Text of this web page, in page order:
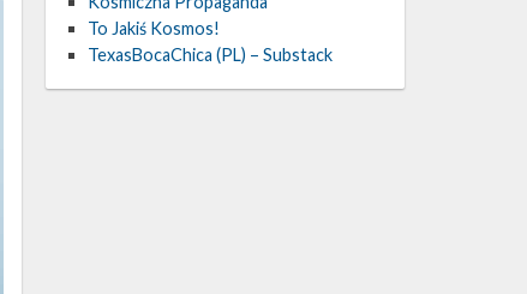
To Jakiś Kosmos!
TexasBocaChica (PL) – Substack